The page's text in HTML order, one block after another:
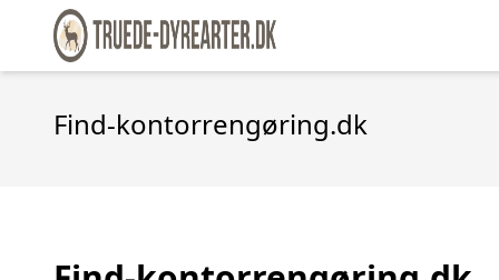
Find-kontorrengøring.dk